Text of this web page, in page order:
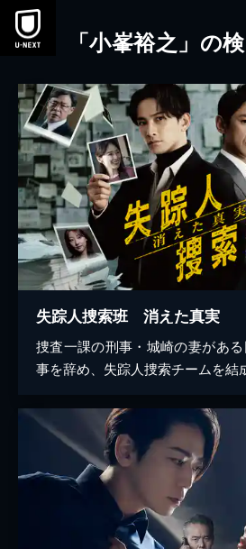
本文へスキップ
「小峯裕之」の
失踪人捜索班 消えた真実
捜査一課の刑事・城崎の妻があ
事を辞め、失踪人捜索チームを結